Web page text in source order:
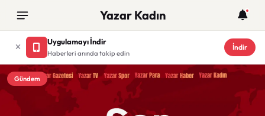
Yazar Kadın
Uygulamayı İndir
Haberleri anında takip edin
İndir
Gündem